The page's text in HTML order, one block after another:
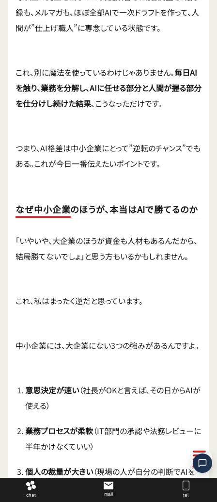
録も、メルマガも、ほぼ全部AIで一次ドラフトを作って、人
間が”仕上げ職人”に専念している状態です。
これ、別に魔法を使っているわけじゃありません。毎日AI
を触り、業務を分解し、AIに任せる部分と人間が握る部分
を仕分けし続けた結果、こうなっただけです。
つまり、AI格差は中小企業にとって”逆転のチャンス”でも
ある。これが今日一番伝えたいポイントです。
なぜ中小企業のほうが、本当はAIで勝てるのか
「いやいや、大企業のほうが資金も人材もあるんだから、
結局勝てないでしょ」と思う方もいるかもしれません。
これ、私はまったく逆だと思っています。
中小企業には、大企業にない3つの強みがあるんですよ。
意思決定が速い（社長がOKと言えば、その日からAIが
使える）
業務プロセスが柔軟（IT部門の承認や法務レビューに
半年かけなくていい）
個人の裁量が大きい（現場の人が自分の判断でAIを
業務に組み込める）
chat mail tel